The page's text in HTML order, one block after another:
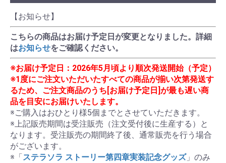
【お知らせ】
こちらの商品はお届け予定日が変更となりました。詳細
はお知らせをご確認ください。
※お届け予定日：2026年5月頃より順次発送開始（予定）
※1度にご注文いただいたすべての商品が揃い次第発送す
るため、ご注文商品のうち[お届け予定日]が最も遅い商
品を目安にお届けいたします。
※ご購入はおひとり様5個までとさせていただきます。
※上記販売期間は受注販売（注文受付後に生産する）と
なります。受注販売の期間終了後、通常販売を行う場合
がございます。
※「ステラソラ ストーリー第四章実装記念グッズ」のみ